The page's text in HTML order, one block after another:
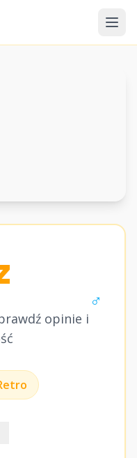
opinie i
♂